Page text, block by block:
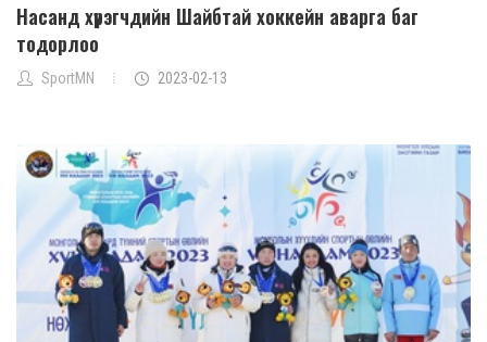
Насанд хүрэгчдийн Шайбтай хоккейн аварга баг
тодорлоо
SportMN 2023-02-13